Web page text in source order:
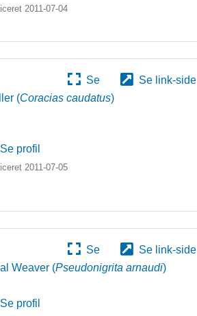
2011-07-04
Se
Se link-side
(Coracias caudatus)
Se profil
2011-07-05
Se
Se link-side
Weaver (Pseudonigrita arnaudi)
Se profil